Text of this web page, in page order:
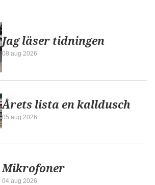
Jag läser tidningen
08 aug 2026
Årets lista en kalldusch
05 aug 2026
Mikrofoner
04 aug 2026